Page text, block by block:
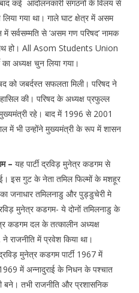
कई आंदोलनकारी संगठनों के विलय से
गया था। गाले घाट क्षेत्र में असम
में सर्वसम्मति से ‘असम गण परिषद’ नामक
हो। All Asom Students Union
अध्यक्ष चुन लिया गया।
को जबर्दस्त सफलता मिली। परिषद ने
की। परिषद के अध्यक्ष प्रफुल्ल
रहे। बाद में 1996 से 2001
में भी उन्होंने मुख्यमंत्री के रूप में शासन
– यह पार्टी द्रविड़ मुनेत्र कडगम से
इस गुट के नेता तमिल फिल्मों के मशहूर
जनाधार तमिलनाडु और पुड्डुचेरी मे
मुनेत्र कडगम- ये दोनों तमिलनाडु के
कडगम दल के तत्कालीन अध्यक्ष
राजनीति में प्रवेश किया था।
मुनेत्र कडगम पार्टी 1967 में
में अन्नादुराई के निधन के पश्चात
बने। तभी राजनीति और प्रशासनिक